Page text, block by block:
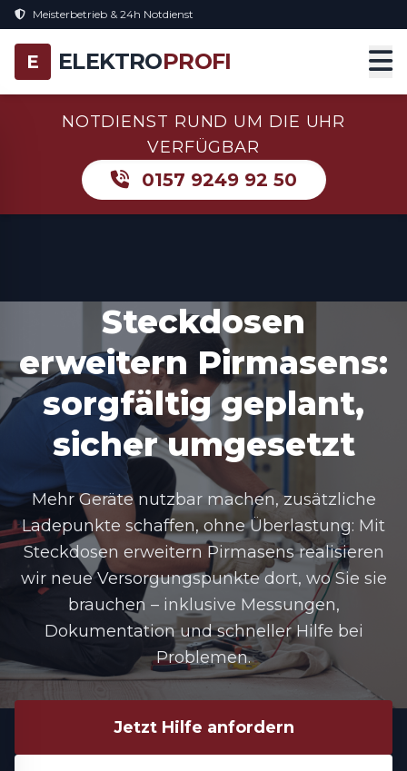
Meisterbetrieb & 24h Notdienst
E ELEKTROPROFI
NOTDIENST RUND UM DIE UHR
VERFÜGBAR
0157 9249 92 50
Steckdosen
erweitern Pirmasens:
sorgfältig geplant,
sicher umgesetzt
Mehr Geräte nutzbar machen, zusätzliche
Ladepunkte schaffen, ohne Überlastung: Mit
Steckdosen erweitern Pirmasens realisieren
wir neue Versorgungspunkte dort, wo Sie sie
brauchen – inklusive Messungen,
Dokumentation und schneller Hilfe bei
Problemen.
Jetzt Hilfe anfordern